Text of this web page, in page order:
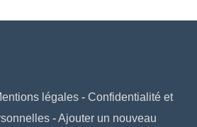
légales- Confidentialité et
-Ajouter un nouveau